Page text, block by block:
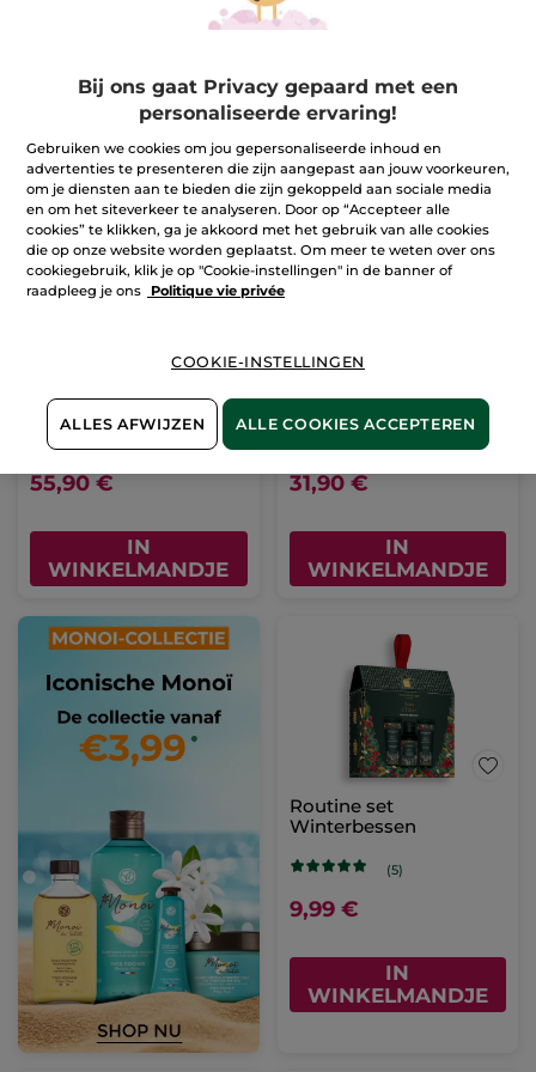
nachtcomfort
Potje 50 ml
(495)
55,90 €
IN
WINKELMANDJE
Kersenbloesem
Flesje 100 ml
(343)
31,90 €
IN
WINKELMANDJE
Routine set
Winterbessen
(5)
9,99 €
IN
WINKELMANDJE
Bij ons gaat Privacy gepaard met een
personaliseerde ervaring!
Gebruiken we cookies om jou gepersonaliseerde inhoud en
advertenties te presenteren die zijn aangepast aan jouw voorkeuren,
om je diensten aan te bieden die zijn gekoppeld aan sociale media
en om het siteverkeer te analyseren. Door op “Accepteer alle
cookies” te klikken, ga je akkoord met het gebruik van alle cookies
die op onze website worden geplaatst. Om meer te weten over ons
cookiegebruik, klik je op "Cookie-instellingen" in de banner of
raadpleeg je ons
Politique vie privée
COOKIE-INSTELLINGEN
ALLES AFWIJZEN ALLE COOKIES ACCEPTEREN